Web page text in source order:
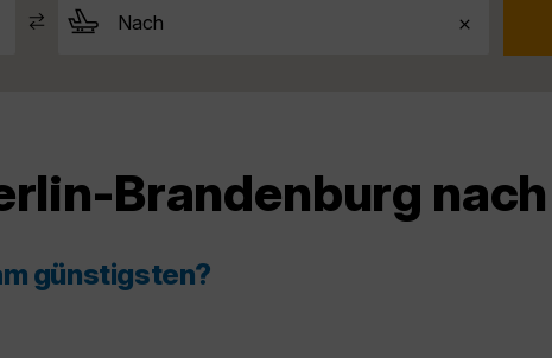
Brandenburg
günstigsten?